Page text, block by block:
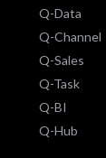
Q-Data
Q-Channel
Q-Sales
Q-Task
Q-BI
Q-Hub